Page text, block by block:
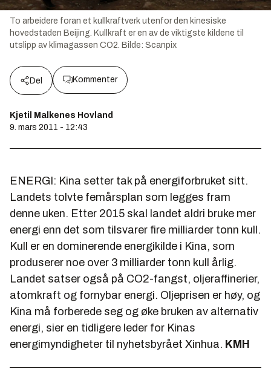
To arbeidere foran et kullkraftverk utenfor den kinesiske
hovedstaden Beijing. Kullkraft er en av de viktigste kildene til
utslipp av klimagassen CO2. Bilde: Scanpix
Del Kommenter
Kjetil Malkenes Hovland
9. mars 2011 - 12:43
ENERGI: Kina setter tak på energiforbruket sitt.
Landets tolvte femårsplan som legges fram
denne uken. Etter 2015 skal landet aldri bruke mer
energi enn det som tilsvarer fire milliarder tonn kull.
Kull er en dominerende energikilde i Kina, som
produserer noe over 3 milliarder tonn kull årlig.
Landet satser også på CO2-fangst, oljeraffinerier,
atomkraft og fornybar energi. Oljeprisen er høy, og
Kina må forberede seg og øke bruken av alternativ
energi, sier en tidligere leder for Kinas
energimyndigheter til nyhetsbyrået Xinhua. KMH